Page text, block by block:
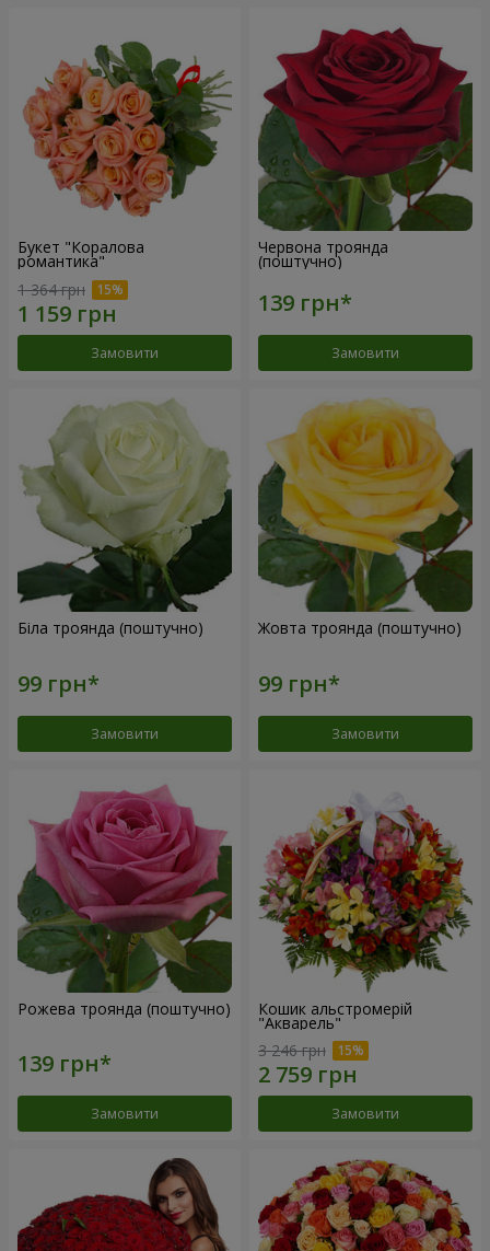
Букет "Коралова
романтика"
1 364 грн
Замовити
Червона троянда
(поштучно)
Замовити
Біла троянда (поштучно)
Замовити
Жовта троянда (поштучно)
Замовити
Рожева троянда (поштучно)
Замовити
Кошик альстромерій
"Акварель"
3 246 грн
Замовити